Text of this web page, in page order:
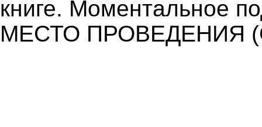
книге. Моментальное
МЕСТО ПРОВЕДЕНИЯ